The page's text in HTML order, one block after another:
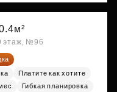
этаж, №96
Платите как хотите
Гибкая планировка